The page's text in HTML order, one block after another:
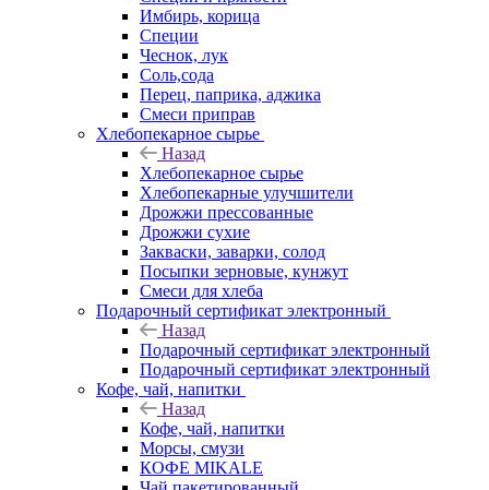
Имбирь, корица
Специи
Чеснок, лук
Соль,сода
Перец, паприка, аджика
Смеси приправ
Хлебопекарное сырье
Назад
Хлебопекарное сырье
Хлебопекарные улучшители
Дрожжи прессованные
Дрожжи сухие
Закваски, заварки, солод
Посыпки зерновые, кунжут
Смеси для хлеба
Подарочный сертификат электронный
Назад
Подарочный сертификат электронный
Подарочный сертификат электронный
Кофе, чай, напитки
Назад
Кофе, чай, напитки
Морсы, смузи
КОФЕ MIKALE